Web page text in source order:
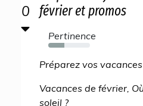
0
février et promos
Pertinence
39%
Préparez vos
Vacances de février,
soleil ?